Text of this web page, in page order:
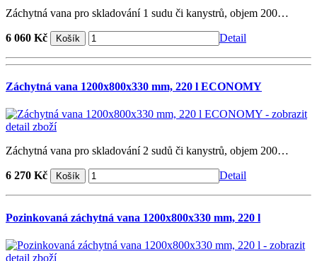
Záchytná vana pro skladování 1 sudu či kanystrů, objem 200…
6 060 Kč Detail
Záchytná vana 1200x800x330 mm, 220 l ECONOMY
Záchytná vana pro skladování 2 sudů či kanystrů, objem 200…
6 270 Kč Detail
Pozinkovaná záchytná vana 1200x800x330 mm, 220 l